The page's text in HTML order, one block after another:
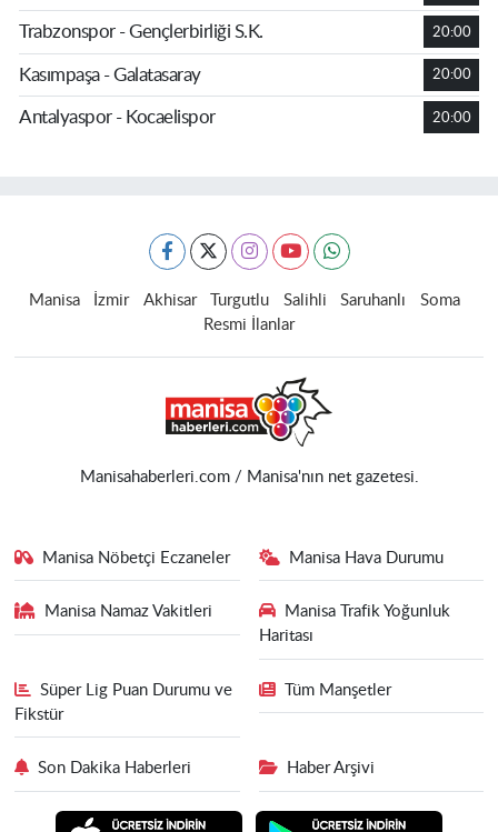
Trabzonspor - Gençlerbirliği S.K. 20:00
Kasımpaşa - Galatasaray 20:00
Antalyaspor - Kocaelispor 20:00
Manisa İzmir Akhisar Turgutlu Salihli Saruhanlı
Soma
Resmi İlanlar
Manisahaberleri.com / Manisa'nın net gazetesi.
Manisa Nöbetçi Eczaneler Manisa Hava Durumu
Manisa Namaz Vakitleri
Manisa Trafik Yoğunluk
Haritası
Süper Lig Puan Durumu ve
Fikstür
Tüm Manşetler
Son Dakika Haberleri Haber Arşivi